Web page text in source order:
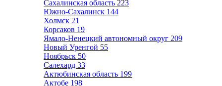
Сахалинская область 223
Южно-Сахалинск 144
Холмск 21
Корсаков 19
Ямало-Ненецкий автономный округ 209
Новый Уренгой 55
Ноябрьск 50
Салехард 33
Актюбинская область 199
Актобе 198